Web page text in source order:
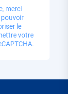
merci
pouvoir
le
votre